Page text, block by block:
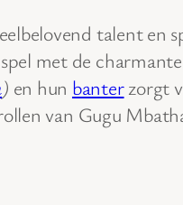
talent
met de
) en hun banterzorgt
van Gugu